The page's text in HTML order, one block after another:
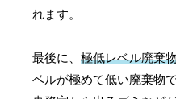
れます。
最後に、極低レベル廃棄
ベルが極めて低い廃棄物